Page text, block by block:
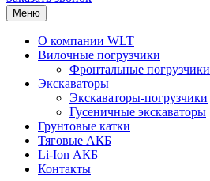
Меню
О компании WLT
Вилочные погрузчики
Фронтальные погрузчики
Экскаваторы
Экскаваторы-погрузчики
Гусеничные экскаваторы
Грунтовые катки
Тяговые АКБ
Li-Ion АКБ
Контакты